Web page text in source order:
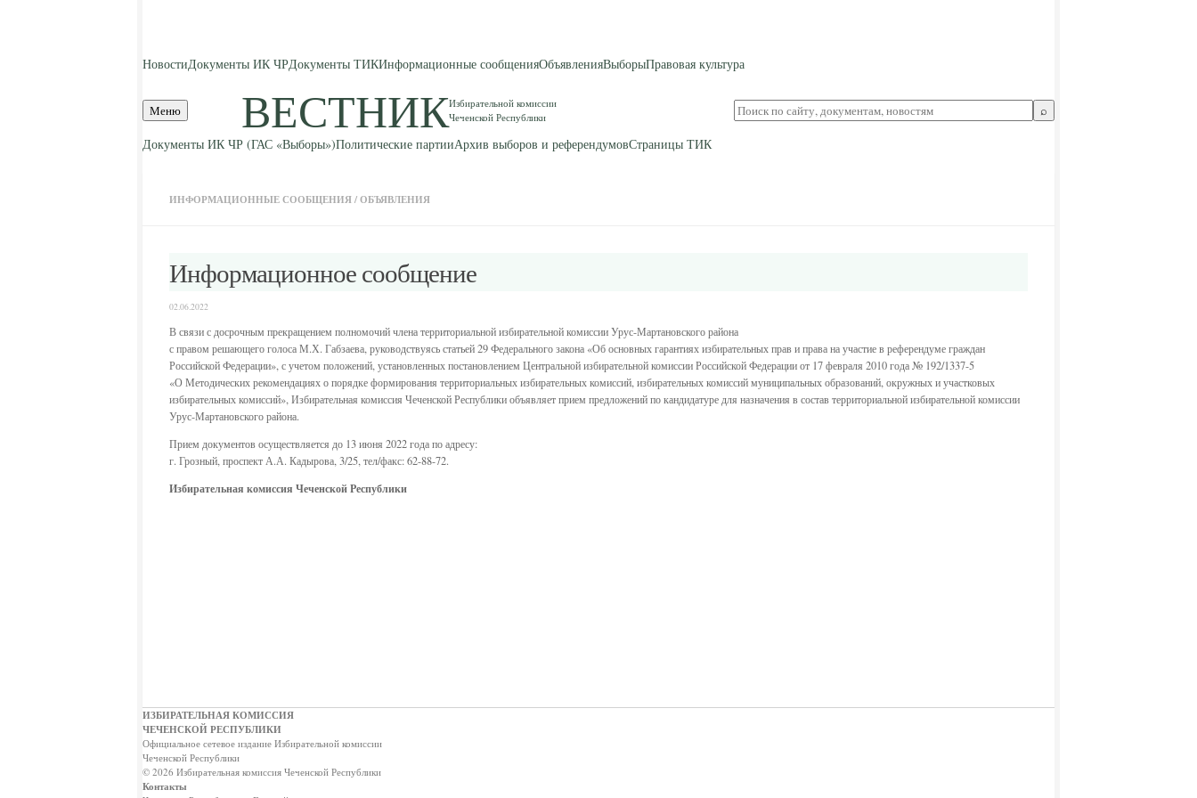
НовостиДокументы ИК ЧРДокументы ТИКИнформационные сообщенияОбъявленияВыборыПравовая культура
Меню ВЕСТНИКИзбирательной комиссии
Чеченской Республики
Поиск
по
⌕
Документы ИК ЧР (ГАС «Выборы»)Политические партииАрхив выборов и референдумовСтраницы ТИК
ИНФОРМАЦИОННЫЕ СООБЩЕНИЯ/ОБЪЯВЛЕНИЯ
Информационное сообщение
02.06.2022
В связи с досрочным прекращением полномочий члена территориальной избирательной комиссии Урус-Мартановского района
с правом решающего голоса М.Х. Габзаева, руководствуясь статьей 29 Федерального закона «Об основных гарантиях избирательных прав и права на участие в референдуме граждан
Российской Федерации», с учетом положений, установленных постановлением Центральной избирательной комиссии Российской Федерации от 17 февраля 2010 года № 192/1337-5
«О Методических рекомендациях о порядке формирования территориальных избирательных комиссий, избирательных комиссий муниципальных образований, окружных и участковых
избирательных комиссий», Избирательная комиссия Чеченской Республики объявляет прием предложений по кандидатуре для назначения в состав территориальной избирательной комиссии
Урус-Мартановского района.
Прием документов осуществляется до 13 июня 2022 года по адресу:
г. Грозный, проспект А.А. Кадырова, 3/25, тел/факс: 62-88-72.
Избирательная комиссия Чеченской Республики
ИЗБИРАТЕЛЬНАЯ КОМИССИЯ
ЧЕЧЕНСКОЙ РЕСПУБЛИКИ
Официальное сетевое издание Избирательной комиссии
Чеченской Республики
© 2026 Избирательная комиссия Чеченской Республики
Контакты